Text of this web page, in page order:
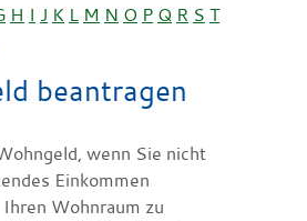
H I J K L M N O P Q R S T
beantragen
wenn Sie nicht
Einkommen
Wohnraum zu